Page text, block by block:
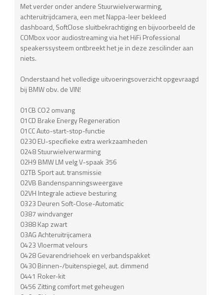
Met verder onder andere Stuurwielverwarming,
achteruitrijdcamera, een met Nappa-leer bekleed
dashboard, SoftClose sluitbekrachtiging en bijvoorbeeld de
COMbox voor audiostreaming via het HiFi Professional
speakerssysteem ontbreekt het je in deze zescilinder aan
niets.
Onderstaand het volledige uitvoeringsoverzicht opgevraagd
bij BMW obv. de VIN!
01CB CO2 omvang
01CD Brake Energy Regeneration
01CC Auto-start-stop-functie
0230 EU-specifieke extra werkzaamheden
0248 Stuurwielverwarming
02H9 BMW LM velg V-spaak 356
02TB Sport aut. transmissie
02VB Bandenspanningsweergave
02VH Integrale actieve besturing
0323 Deuren Soft-Close-Automatic
0387 windvanger
0388 Kap zwart
03AG Achteruitrijcamera
0423 Vloermat velours
0428 Gevarendriehoek en verbandspakket
0430 Binnen-/buitenspiegel, aut. dimmend
0441 Roker-kit
0456 Zitting comfort met geheugen